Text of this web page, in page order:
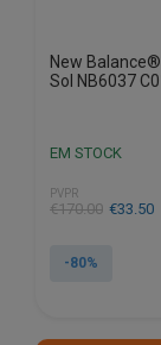
New
Sol NB6037
EM STOCK
PVPR
€170.00
O
original
€33.50
O
atual
-80%